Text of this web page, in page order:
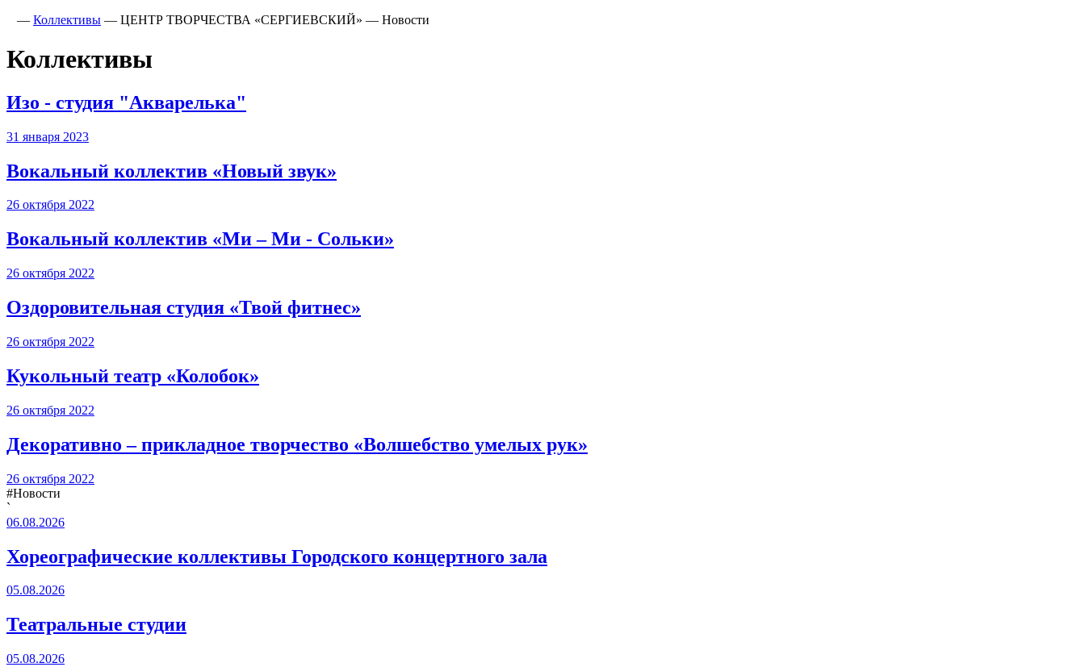
— Коллективы — ЦЕНТР ТВОРЧЕСТВА «СЕРГИЕВСКИЙ» — Новости
Коллективы
Изо - студия "Акварелька"
31 января 2023
Вокальный коллектив «Новый звук»
26 октября 2022
Вокальный коллектив «Ми – Ми - Сольки»
26 октября 2022
Оздоровительная студия «Твой фитнес»
26 октября 2022
Кукольный театр «Колобок»
26 октября 2022
Декоративно – прикладное творчество «Волшебство умелых рук»
26 октября 2022
#Новости
`
06.08.2026
Хореографические коллективы Городского концертного зала
05.08.2026
Театральные студии
05.08.2026